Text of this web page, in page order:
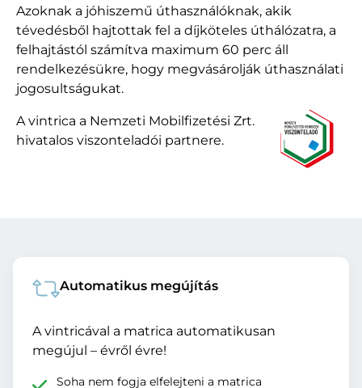
Azoknak a jóhiszemű úthasználóknak, akik
tévedésből hajtottak fel a díjköteles úthálózatra, a
felhajtástól számítva maximum 60 perc áll
rendelkezésükre, hogy megvásárolják úthasználati
jogosultságukat.
A vintrica a Nemzeti Mobilfizetési Zrt.
hivatalos viszonteladói partnere.
Automatikus megújítás
A vintricával a matrica automatikusan
megújul – évről évre!
Soha nem fogja elfelejteni a matrica